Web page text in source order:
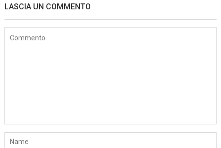
LASCIA UN COMMENTO